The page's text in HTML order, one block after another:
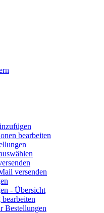
bearbeiten
versenden
- Übersicht
Bestellungen